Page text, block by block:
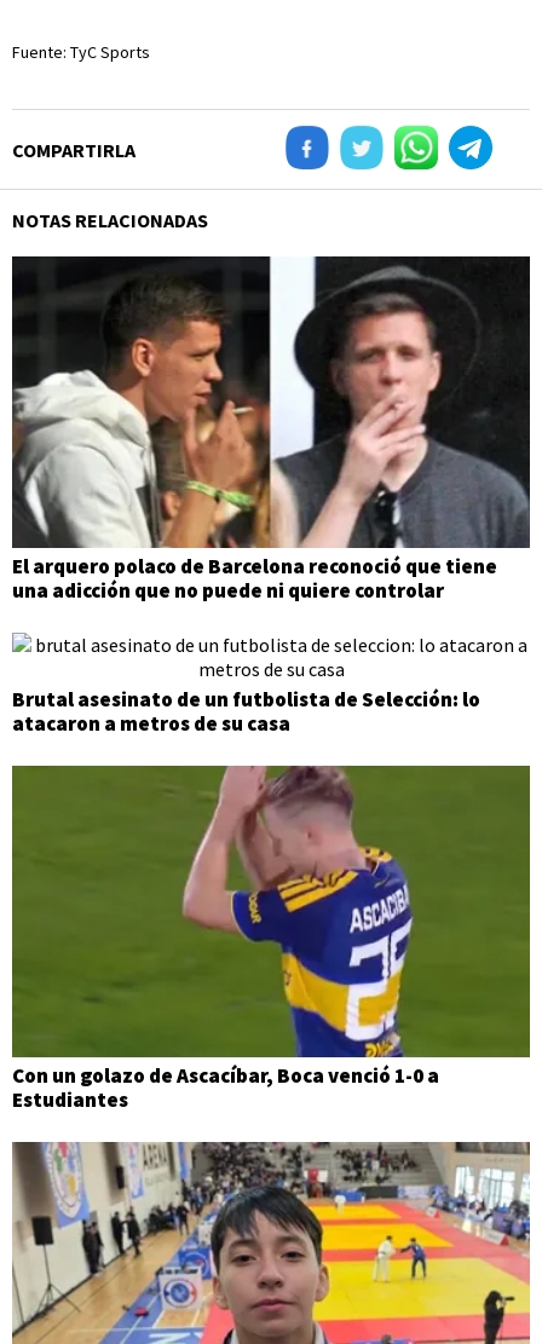
Fuente: TyC Sports
COMPARTIRLA
NOTAS RELACIONADAS
El arquero polaco de Barcelona reconoció que tiene
una adicción que no puede ni quiere controlar
Brutal asesinato de un futbolista de Selección: lo
atacaron a metros de su casa
Con un golazo de Ascacíbar, Boca venció 1-0 a
Estudiantes